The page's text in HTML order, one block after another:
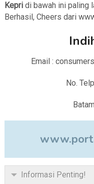
Kepridi bawah ini paling
Berhasil, Cheers dari
Email :
No.
Informasi Penting!